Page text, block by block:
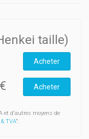
taille)
Acheter
Acheter
et d'autres moyens de
TVA".